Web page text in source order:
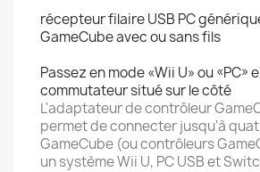
récepteur filaire USB PC
GameCube avec ousans fils
Passez en mode «Wii U» ou «PC»
commutateur situé sur le côté
L'adaptateur de contrôleur
permet de connecter jusqu'à
GameCube (ou contrôleurs
un système Wii U, PC USB et